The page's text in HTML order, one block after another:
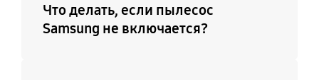
Что делать, если пылесос
Samsung не включается?